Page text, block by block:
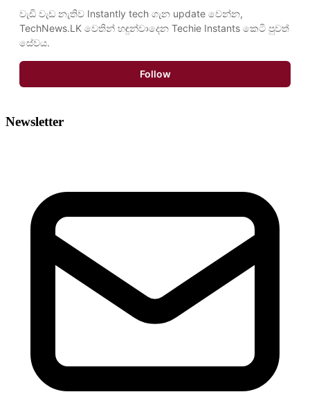
වැඩි වැඩ නැතිව Instantly tech ගැන update වෙන්න,
TechNews.LK වෙතින් හඳුන්වාදෙන Techie Instants කෙටි පුවත්
සේවය.
Follow
Newsletter